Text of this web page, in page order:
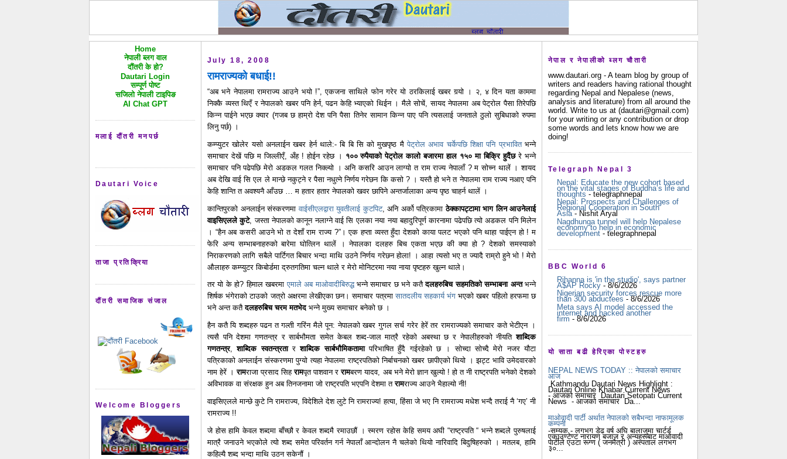
Home
नेपाली ब्लग वाल
दौंतरी के हो?
Dautari Login
सम्पूर्ण पोष्ट
सजिलो नेपाली टाइपिङ
AI Chat GPT
मलाई दौंतरी मनपर्छ
Dautari Voice
ताजा प्रतिक्रिया
दौंतरी समाजिक संजाल
Welcome Bloggers
July 18, 2008
रामराज्यको बधाई!!
“अब भने नेपालमा रामराज्य आउने भयो !”, एकजना साथिले फोन गरेर यो ठरकिलाई खबर गर्‍यो । २, ४ दिन यता काममा
निक्कै व्यस्त थिएँ र नेपालको खबर पनि हेर्न, पढन केहि भ्याएको थिईन । मैले सोचें, सायद नेपालमा अब पेट्रोल पैसा तिरेपछि
किन्न पाईने भएछ क्यार (गजब छ हाम्रो देश पनि पैसा तिनेर सामान किन्न पाए पनि त्यसलाई जनताले ठुलो सुबिधाको रुपमा
लिनु पर्छ) ।
कम्प्युटर खोलेर यसो अनलाईन खबर हेर्न थाले:- बि बि सि को मुखपृष्ठ मैपेट्रोल अभाव चर्केपछि शिक्षा पनि प्रभावितभन्ने
समाचार देखें पछि म जिल्लीएँ, अँह ! होईन रहेछ । १०० रुपैयाको पेट्रोल कालो बजारमा हाल १५० मा बिक्रि हुदैंछरे भन्ने
समाचार पनि पढेपछि मेरो अडकल गलत निक्ल्यो । अनि कसरि आउन लाग्यो त राम राज्य नेपालाँ ? म सोच्न थालें । शायद
अब देखि वाई सि एल ले मान्छे नकुट्ने र पैसा नधुत्ने निर्णय गरेछन कि कसो ? । यस्तै हो भने त नेपालमा राम राज्य नआए पनि
केहि शान्ति त अवश्‍यनै आँउछ … म हतार हतार नेपालको खवर छापिने अन्तर्जालाका अन्य पृष्ठ चाहर्न थालें ।
कान्तिपुरको अनलाईन संस्करणमावाईसीएलद्वारा युवतीलाई कुटपिट, अनि अर्को पत्रिकामाठेक्कापट्टामा भाग लिन आउनेलाई
वाइसिएलले कुटे, जस्ता नेपालको कानून नलाग्ने वाई सि एलका नया नया बहादुरिपूर्ण कारनामा पढेपछि त्यो अडकल पनि मिलेन
। “हैन अब कसरी आउने भो त देशाँ राम राज्य ?”। एक हप्ता व्यस्त हुँदा देशको काया पलट भएको पनि थाहा पाईएन हो ! म
फेरि अन्य सम्भाबनाहरुको बारेमा घोत्लिन थालें । नेपालका दलहरु बिच एकता भएछ की क्या हो ? देशको समस्याको
निराकरणको लागि सबैले पार्टिगत बिचार भन्दा माथि उठने निर्णय गरेछन होला! । आहा त्यसो भए त ज्यादै राम्रो हुने भो ! मेरो
औलाहरु कम्प्युटर किबोर्डमा द्रुतगतिमा चल्न थाले र मेरो मोनिटरमा नया नाया पृष्टहरु खुल्न थाले।
तर यो के हो? हिमाल खबरमाएमाले अब माओवादीबिरुद्धभन्ने समाचार छ भने कतैदलहरुबिच सहमतिको सम्भाबना अन्तभन्ने
शिर्षक भंगेराको टाउको जत्रो अक्षरमा लेखीएका छन। समाचार पत्रमासातदलीय सहकार्य भंग भएको खबर पहिलो हरफमा छ
भने अन्त कतैदलहरुबिच चरम मतभेद भन्ने मुख्य समाचार बनेको छ ।
हैन कतै यि शब्दहरु पढन त गल्ती गरिंन मैले पून: नेपालको खबर गुगल सर्च गरेर हेरें तर रामराज्यको समाचार कते भेटीएन ।
त्यसै पनि देशमा गणतन्त्र र सार्बभौमता समेत केबल शब्द-जाल मात्रै रहेको अबस्था छ र नेपालीहरुको नीयतिशाब्दिक
गणतन्त्र,शाब्दिक स्वतन्त्रतारशाब्दिक सार्बभौमिकतामापरिभाषित हुँदै गईरहेको छ । सोच्दा सोच्दै मेरो नजर यौटा
पत्रिकाको अनलाईन संस्करणमा पुग्यो त्यहा नेपालमा राष्ट्रपतिको निर्बाचनको खबर छापीएको थियो । झट्ट भावि उमेदवारको
नाम हेरें ।रामराजा प्रसाद सिहरामपृत पाशवान ररामबरण यादव, अब भने मेरो ज्ञान खुल्यो ! हो त नी राष्ट्रपति भनेको देशको
अविभावक वा संरक्षक हुन अब तिनजनामा जो राष्ट्रपति भएपनि देशमा तरामराज्य आउने भैहाल्यो नी!
वाइसिएलले मान्छे कुटे नि रामराज्य, विदेशिले देश लुटे नि रामराज्य! हत्या, हिंसा जे भए नि रामराज्य मधेश भन्दै तराई नै ‘गए’ नी
रामराज्य !!
जे होस हामि केवल शब्दमा बाँच्छौ र केवल शब्दमै रमाउछौं । स्मरण रहोस केहि समय अघी “राष्ट्रपति “ भन्ने शब्दले पुरुषलाई
मात्रै जनाउने भएकोले त्यो शब्द समेत परिवर्तन गर्न नेपालाँ आन्दोलन नै चलेको थियो नारिवादि बिदुषिहरुको । मतलब, हामि
कहिल्यै शब्द भन्दा माथि उठन सकेनौं ।
नेपाल र नेपालीको ब्लग चौतारी
www.dautari.org - A team blog by group of
writers and readers having rational thought
regarding Nepal and Nepalese (news,
analysis and literature) from all around the
world. Write to us at (dautari@gmail.com)
for your writing or any contribution or drop
some words and lets know how we are
doing!
Telegraph Nepal 3
Nepal: Educate the new cohort based
on the vital stages of Buddha’s life and
thoughts - telegraphnepal
Nepal: Prospects and Challenges of
Regional Cooperation in South
Asia- Nishit Aryal
Nagdhunga tunnel will help Nepalese
economy to help in economic
development - telegraphnepal
BBC World 6
Rihanna is 'in the studio', says partner
A$AP Rocky - 8/6/2026
Nigerian security forces rescue more
than 300 abductees - 8/6/2026
Meta says AI model accessed the
internet and hacked another
firm- 8/6/2026
यो साता बढी हेरिएका पोस्टहरु
NEPAL NEWS TODAY :: नेपालको समाचार
आज
Kathmandu Dautari News Highlight :
Dautari Online Khabar Current News
- आजको समाचार Dautari Setopati Current
News - आजको समाचार Da...
माओवादी पार्टी अर्थात नेपालको सबैभन्दा नाफामूलक
कम्पनी
-सम्यक - लगभग डेढ वर्ष अघि बालाजुमा चार्टर्ड
एकाउण्टेण्ट नारायण बजाज र अन्यहरूबाट माओवादी
पार्टीले एउटा रूग्ण ( जनमैत्री ) अस्पताल लगभग
३०...